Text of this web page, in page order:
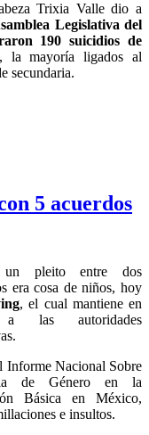
Trixia Valle dio a
Legislativa del
190 suicidios de
la mayoría ligados al
secundaria.
5 acuerdos
un pleito entre dos
era cosa de niños, hoy
, el cual mantiene en
a las autoridades
Informe Nacional Sobre
de Género en la
Básica en México,
e insultos.